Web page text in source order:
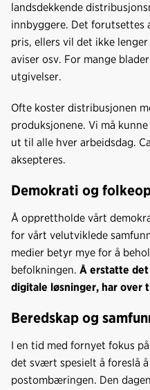
landsdekkende
innbyggere. Det
pris, ellers vil det ikke
aviser osv. For mange
utgivelser.
Ofte koster distribusjonen
produksjonene. Vi må
ut til alle hver arbeidsdag.
aksepteres.
Demokrati og
Å opprettholde vårt
for vårt velutviklede
medier betyr mye for å
befolkningen. Å erstatte
digitale løsninger, har over
Beredskap og
I en tid med fornyet fokus
det svært spesielt å foreslå
postombæringen. Den